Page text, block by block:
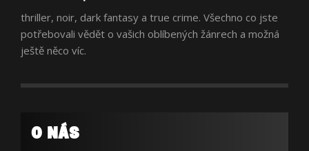
thriller, noir, dark fantasy a true crime. Všechno co jste
potřebovali vědět o vašich oblíbených žánrech a možná
ještě něco víc.
O NÁS